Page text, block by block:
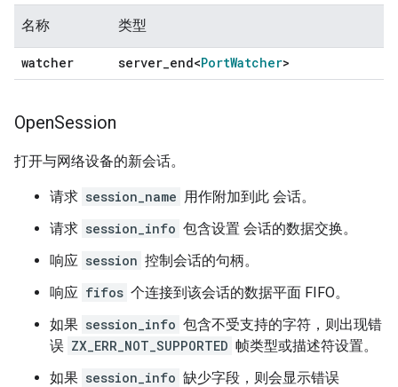
名称 类型
watcher server end<PortWatcher>
OpenSession
打开与网络设备的新会话。
请求 session_name 用作附加到此 会话。
请求 session_info 包含设置 会话的数据交换。
响应 session 控制会话的句柄。
响应 fifos 个连接到该会话的数据平面 FIFO。
如果 session_info 包含不受支持的字符，则出现错
误 ZX_ERR_NOT_SUPPORTED 帧类型或描述符设置。
如果 session_info 缺少字段，则会显示错误